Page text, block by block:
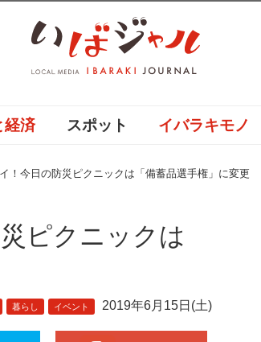
経済 スポット イバラキモノ
！今日の防災ピクニックは「備蓄品選手権」に変更
ピクニックは
暮らし イベント 2019年6月15日(土)